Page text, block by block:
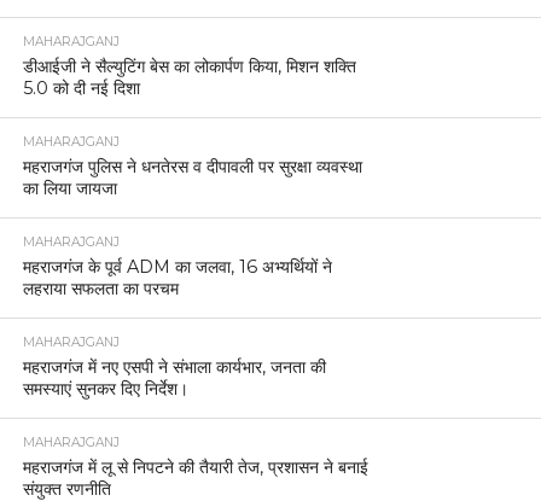
MAHARAJGANJ
डीआईजी ने सैल्युटिंग बेस का लोकार्पण किया, मिशन शक्ति
5.0 को दी नई दिशा
MAHARAJGANJ
महराजगंज पुलिस ने धनतेरस व दीपावली पर सुरक्षा व्यवस्था
का लिया जायजा
MAHARAJGANJ
महराजगंज के पूर्व ADM का जलवा, 16 अभ्यर्थियों ने
लहराया सफलता का परचम
MAHARAJGANJ
महराजगंज में नए एसपी ने संभाला कार्यभार, जनता की
समस्याएं सुनकर दिए निर्देश।
MAHARAJGANJ
महराजगंज में लू से निपटने की तैयारी तेज, प्रशासन ने बनाई
संयुक्त रणनीति